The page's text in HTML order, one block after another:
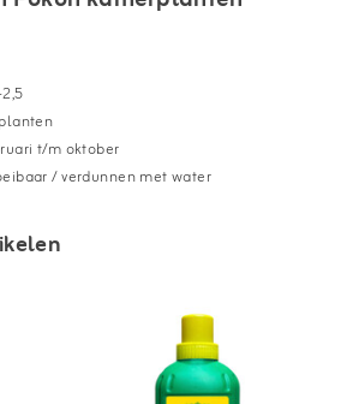
t/m oktober
/ verdunnen met water